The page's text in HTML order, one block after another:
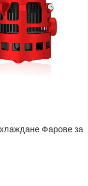
Фарове за